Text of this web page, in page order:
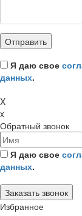
Я даю свое
данных.
X
x
Обратный звонок
Я даю свое
данных.
Избранное